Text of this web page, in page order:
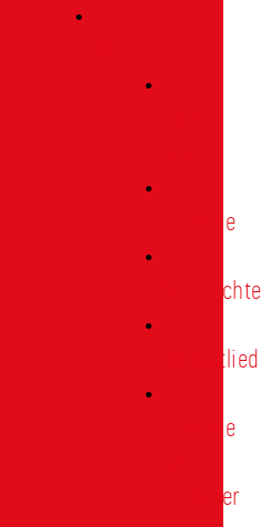
Termine
Geschichte
Heimatlied
Freunde
Förderer